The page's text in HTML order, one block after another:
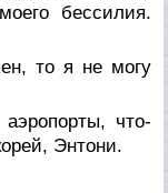
бессилия.
то я не могу
что-
Энтони.